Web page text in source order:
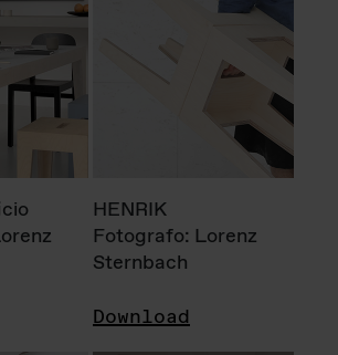
HENRIK
Fotografo: Lorenz
Sternbach
Download